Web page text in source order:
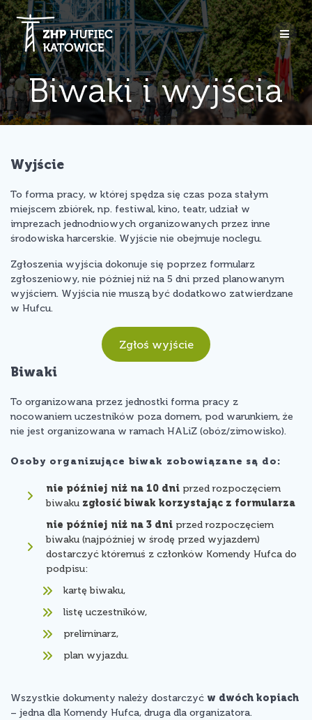
Przejdź
do
treści
Biwaki i wyjścia
Wyjście
To forma pracy, w której spędza się czas poza stałym
miejscem zbiórek, np. festiwal, kino, teatr, udział w
imprezach jednodniowych organizowanych przez inne
środowiska harcerskie. Wyjście nie obejmuje noclegu.
Zgłoszenia wyjścia dokonuje się poprzez formularz
zgłoszeniowy, nie później niż na 5 dni przed planowanym
wyjściem. Wyjścia nie muszą być dodatkowo zatwierdzane
w Hufcu.
Zgłoś wyjście
Biwaki
To organizowana przez jednostki forma pracy z
nocowaniem uczestników poza domem, pod warunkiem, że
nie jest organizowana w ramach HALiZ (obóz/zimowisko).
Osoby organizujące biwak zobowiązane są do:
nie później niż na 10 dni przed rozpoczęciem
biwaku zgłosić biwak korzystając z formularza
nie później niż na 3 dni przed rozpoczęciem
biwaku (najpóźniej w środę przed wyjazdem)
dostarczyć któremuś z członków Komendy Hufca do
podpisu:
kartę biwaku,
listę uczestników,
preliminarz,
plan wyjazdu.
Wszystkie dokumenty należy dostarczyć w dwóch kopiach
– jedna dla Komendy Hufca, druga dla organizatora.